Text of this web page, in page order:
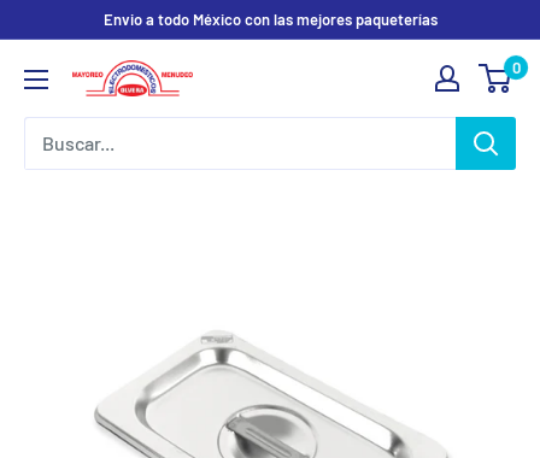
contenido
Envio a todo México con las mejores paqueterías
Electrodomesticos
0